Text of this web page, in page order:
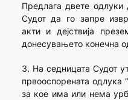
Предлага двете одлуки
Судот да го запре
акти и дејствија
донесувањето конечна
3. На седницата Судот
првооспорената одлука
за кое има или нема